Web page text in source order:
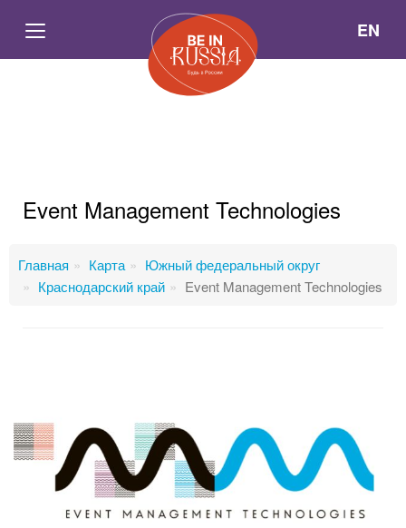
EN
Event Management Technologies
Главная Карта
Южный федеральный округ
Краснодарский край
Event Management Technologies